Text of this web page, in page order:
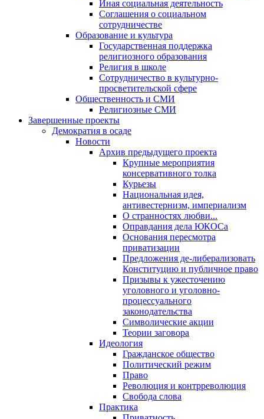
Иная социальная деятельность
Соглашения о социальном
сотрудничестве
Образование и культура
Государственная поддержка
религиозного образования
Религия в школе
Сотрудничество в культурно-
просветительской сфере
Общественность и СМИ
Религиозные СМИ
Завершенные проекты
Демократия в осаде
Новости
Архив предыдущего проекта
Крупные мероприятия
консервативного толка
Курьезы
Национальная идея,
антивестернизм, империализм
О странностях любви...
Оправдания дела ЮКОСа
Основания пересмотра
приватизации
Предложения де-либерализовать
Конституцию и публичное право
Призывы к ужесточению
уголовного и уголовно-
процессуального
законодательства
Символические акции
Теории заговора
Идеология
Гражданское общество
Политический режим
Право
Революция и контрреволюция
Свобода слова
Практика